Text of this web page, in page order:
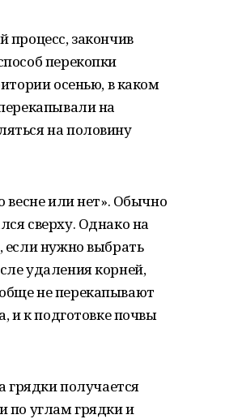
процесс, закончив
перекопки
осенью, в каком
на
на половину
весне или нет». Обычно
сверху. Однако на
если нужно выбрать
удаления корней,
не перекапывают
и к подготовке почвы
грядки получается
по углам грядки и